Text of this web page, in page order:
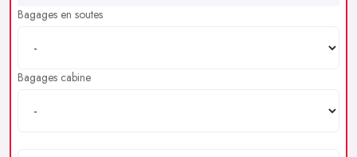
Bagages en soutes
Bagages cabine